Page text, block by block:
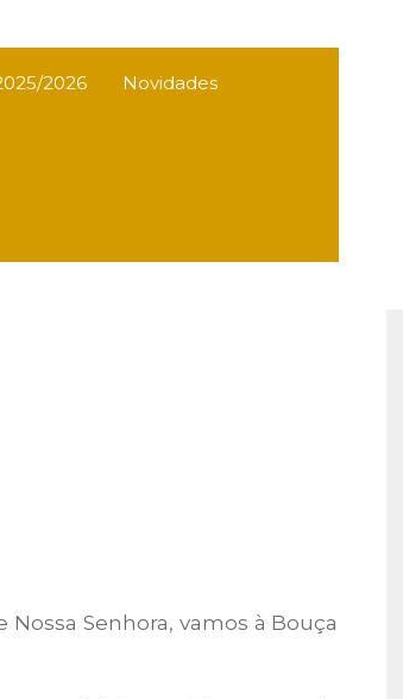
2026 Novidades
Senhora, vamos à Bouça